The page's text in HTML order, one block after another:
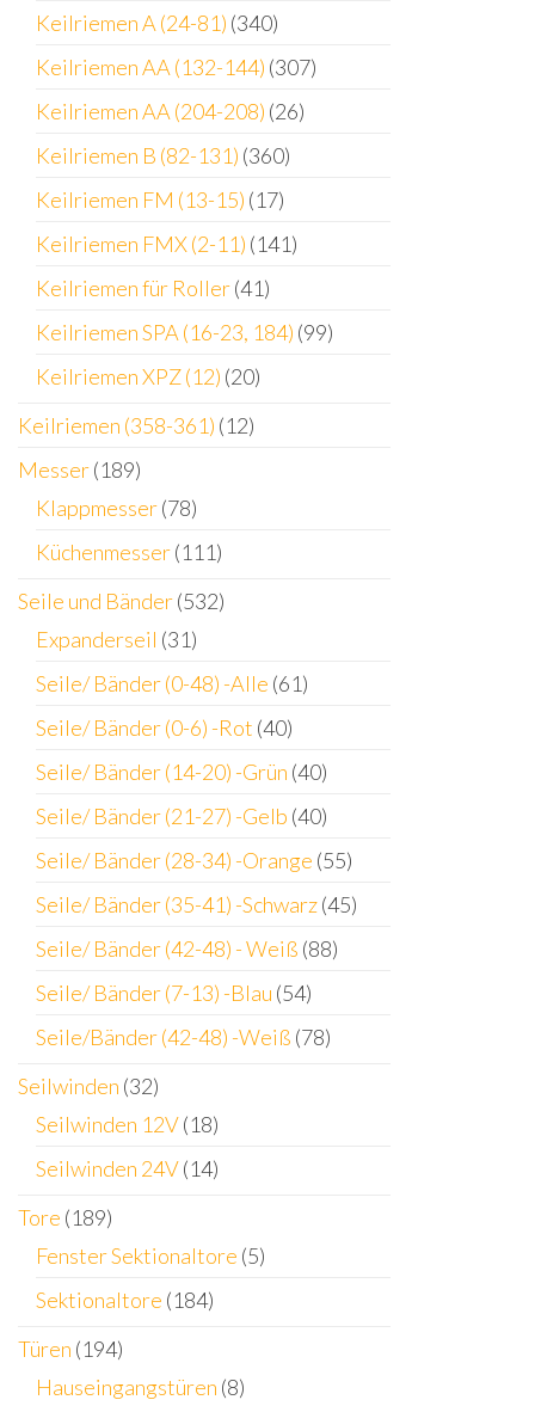
Keilriemen A (24-81) (340)
Keilriemen AA (132-144) (307)
Keilriemen AA (204-208) (26)
Keilriemen B (82-131) (360)
Keilriemen FM (13-15) (17)
Keilriemen FMX (2-11) (141)
Keilriemen für Roller(41)
Keilriemen SPA (16-23, 184) (99)
Keilriemen XPZ (12) (20)
Keilriemen (358-361) (12)
Messer(189)
Klappmesser(78)
Küchenmesser(111)
Seile und Bänder(532)
Expanderseil (31)
Seile/ Bänder (0-48) -Alle (61)
Seile/ Bänder (0-6) -Rot (40)
Seile/ Bänder (14-20) -Grün (40)
Seile/ Bänder (21-27) -Gelb (40)
Seile/ Bänder (28-34) -Orange (55)
Seile/ Bänder (35-41) -Schwarz(45)
Seile/ Bänder (42-48) - Weiß (88)
Seile/ Bänder (7-13) -Blau (54)
Seile/Bänder (42-48) -Weiß (78)
Seilwinden (32)
Seilwinden 12V(18)
Seilwinden 24V(14)
Tore (189)
Fenster Sektionaltore (5)
Sektionaltore (184)
Türen (194)
Hauseingangstüren (8)